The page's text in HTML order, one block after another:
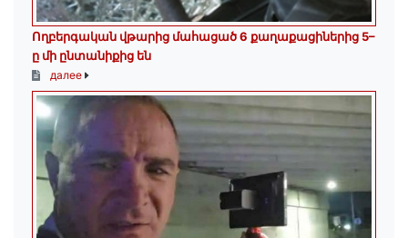
Ողբերգական վթարից մահացած 6 քաղաքացիներից 5–
ը մի ընտանիքից են
далее